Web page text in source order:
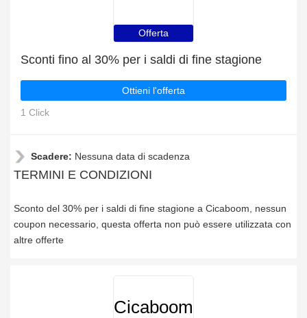
Offerta
Sconti fino al 30% per i saldi di fine stagione
Ottieni l'offerta
1 Click
Scadere: Nessuna data di scadenza
TERMINI E CONDIZIONI
Sconto del 30% per i saldi di fine stagione a Cicaboom, nessun
coupon necessario, questa offerta non può essere utilizzata con
altre offerte
Cicaboom